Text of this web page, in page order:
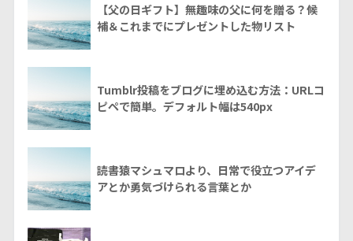
【父の日ギフト】無趣味の父に何を贈る？候
補＆これまでにプレゼントした物リスト
Tumblr投稿をブログに埋め込む方法：URLコ
ピペで簡単。デフォルト幅は540px
読書猿マシュマロより、日常で役立つアイデ
アとか勇気づけられる言葉とか